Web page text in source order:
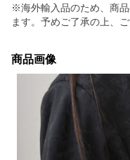
※海外輸入品のため、商
ます。予めご了承の上、
商品画像